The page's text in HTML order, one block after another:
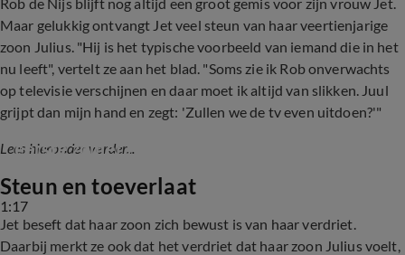
Maar gelukkig ontvangt Jet veel steun van haar veertienjarige
zoon Julius. "Hij is het typische voorbeeld van iemand die in het
nu leeft", vertelt ze aan het blad. "Soms zie ik Rob onverwachts
op televisie verschijnen en daar moet ik altijd van slikken. Juul
grijpt dan mijn hand en zegt: 'Zullen we de tv even uitdoen?'"
Lees hieronder verder...
1:17
Jet de Nijs over zware vakantieperiode, de
eerste zomer zonder Rob
Steun en toeverlaat
Jet beseft dat haar zoon zich bewust is van haar verdriet.
Daarbij merkt ze ook dat het verdriet dat haar zoon Julius voelt,